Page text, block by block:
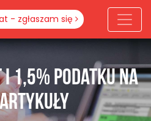
- zgłaszam się
i 1,5% podatku na
artykuły